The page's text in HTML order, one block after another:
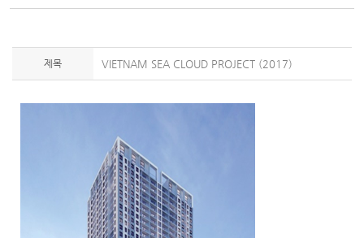
제목 VIETNAM SEA CLOUD PROJECT (2017)